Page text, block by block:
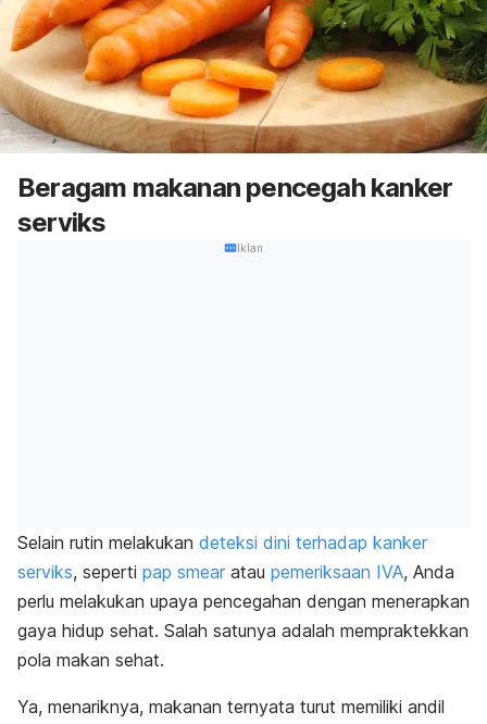
Beragam makanan pencegah kanker
serviks
Iklan
Selain rutin melakukan deteksi dini terhadap kanker
serviks, seperti pap smear atau pemeriksaan IVA, Anda
perlu melakukan upaya pencegahan dengan menerapkan
gaya hidup sehat. Salah satunya adalah mempraktekkan
pola makan sehat.
Ya, menariknya, makanan ternyata turut memiliki andil